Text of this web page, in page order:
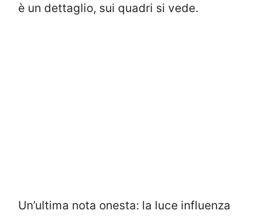
è un dettaglio, sui quadri si vede.
Un’ultima nota onesta: la luce influenza